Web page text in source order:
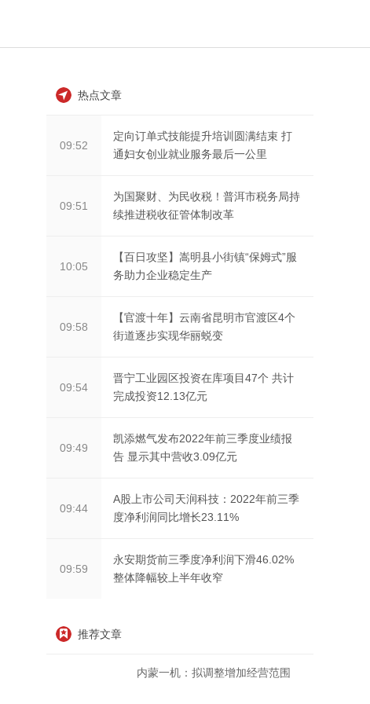
热点文章
09:52
定向订单式技能提升培训圆满结束 打
通妇女创业就业服务最后一公里
09:51
为国聚财、为民收税！普洱市税务局持
续推进税收征管体制改革
10:05
【百日攻坚】嵩明县小街镇“保姆式”服
务助力企业稳定生产
09:58
【官渡十年】云南省昆明市官渡区4个
街道逐步实现华丽蜕变
09:54
晋宁工业园区投资在库项目47个 共计
完成投资12.13亿元
09:49
凯添燃气发布2022年前三季度业绩报
告 显示其中营收3.09亿元
09:44
A股上市公司天润科技：2022年前三季
度净利润同比增长23.11%
09:59
永安期货前三季度净利润下滑46.02%
整体降幅较上半年收窄
推荐文章
内蒙一机：拟调整增加经营范围